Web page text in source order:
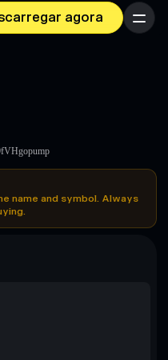
agora Menu
name and symbol. Always